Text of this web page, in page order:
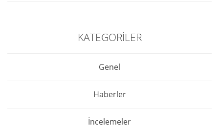
KATEGORILER
Genel
Haberler
İncelemeler